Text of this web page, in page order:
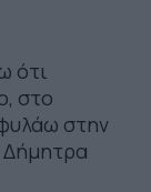
ότι
στο
στην